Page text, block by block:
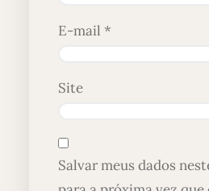
E-mail *
Site
Salvar meus dados